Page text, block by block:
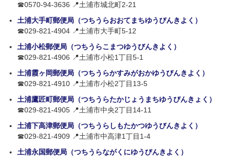
☎0570-94-3636 📍土浦市城北町2-21
土浦大手町郵便局（つちうらおおてまちゆうびんきよく）
☎029-821-4904 📍土浦市大手町5-12
土浦小松郵便局（つちうらこまつゆうびんきよく）
☎029-821-4906 📍土浦市小松1丁目5-1
土浦霞ヶ岡郵便局（つちうらかすみがおかゆうびんきよく）
☎029-821-4910 📍土浦市小松2丁目13-5
土浦鷹匠町郵便局（つちうらたかじょうまちゆうびんきょく）
☎029-821-4905 📍土浦市中央2丁目14-11
土浦下高津郵便局（つちうらしもたかつゆうびんきよく）
☎029-821-4909 📍土浦市中高津1丁目1-4
土浦永国郵便局（つちうらながくにゆうびんきよく）